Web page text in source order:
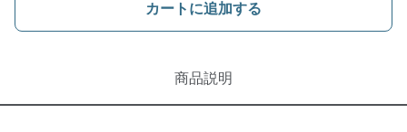
カートに追加する
商品説明